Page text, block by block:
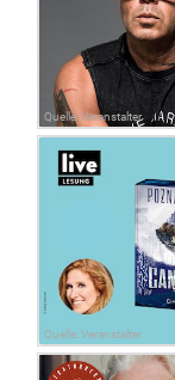
Quelle: Veranstalter
Quelle: Veranstalter